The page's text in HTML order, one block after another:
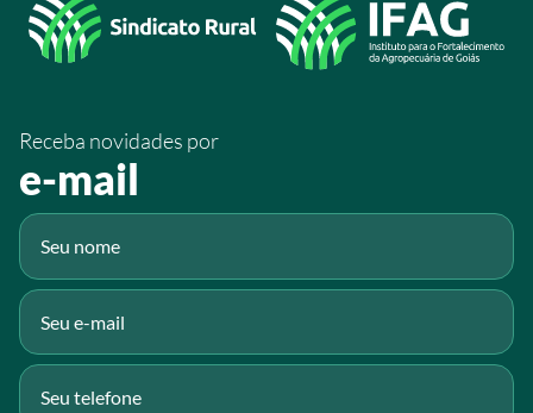
/sistemafaeg
/SistemaFaeg
Receba novidades por
e-mail